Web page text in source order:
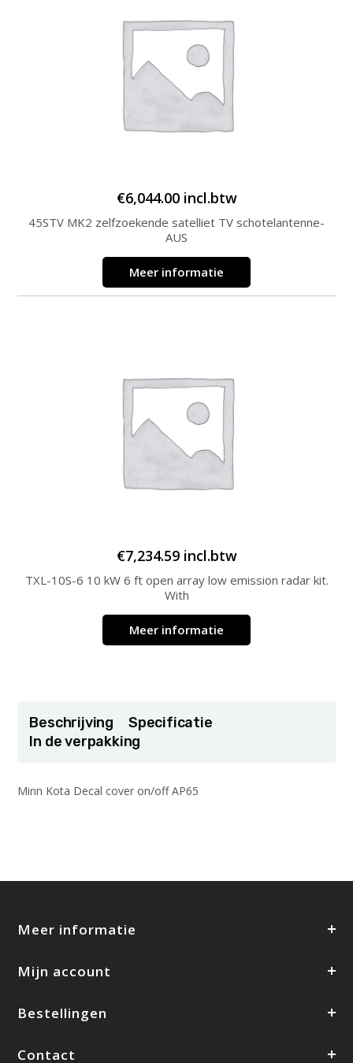
€6,044.00 incl.btw
45STV MK2 zelfzoekende satelliet TV schotelantenne-
AUS
Meer informatie
€7,234.59 incl.btw
TXL-10S-6 10 kW 6 ft open array low emission radar kit.
With
Meer informatie
Beschrijving
Specificatie
In de verpakking
Minn Kota Decal cover on/off AP65
Meer informatie
Mijn account
Bestellingen
Contact